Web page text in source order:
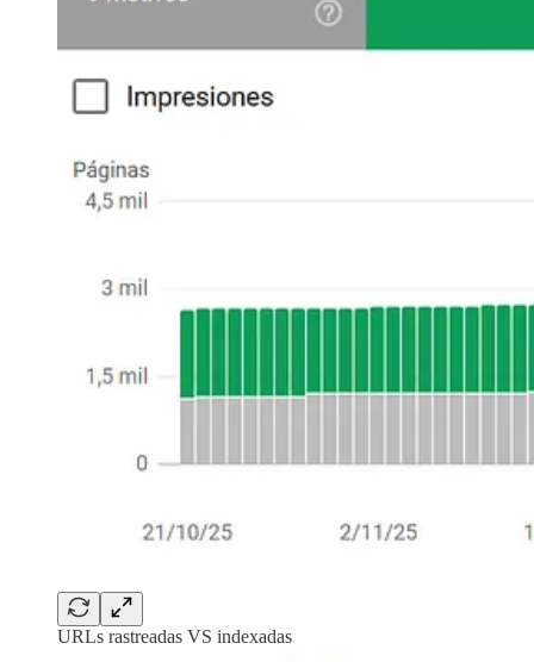
URLs rastreadas VS indexadas